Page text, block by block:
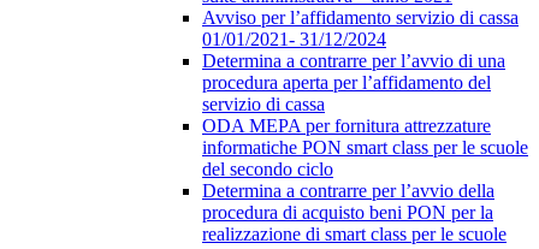
Avviso per l’affidamento servizio di cassa
01/01/2021- 31/12/2024
Determina a contrarre per l’avvio di una
procedura aperta per l’affidamento del
servizio di cassa
ODA MEPA per fornitura attrezzature
informatiche PON smart class per le scuole
del secondo ciclo
Determina a contrarre per l’avvio della
procedura di acquisto beni PON per la
realizzazione di smart class per le scuole